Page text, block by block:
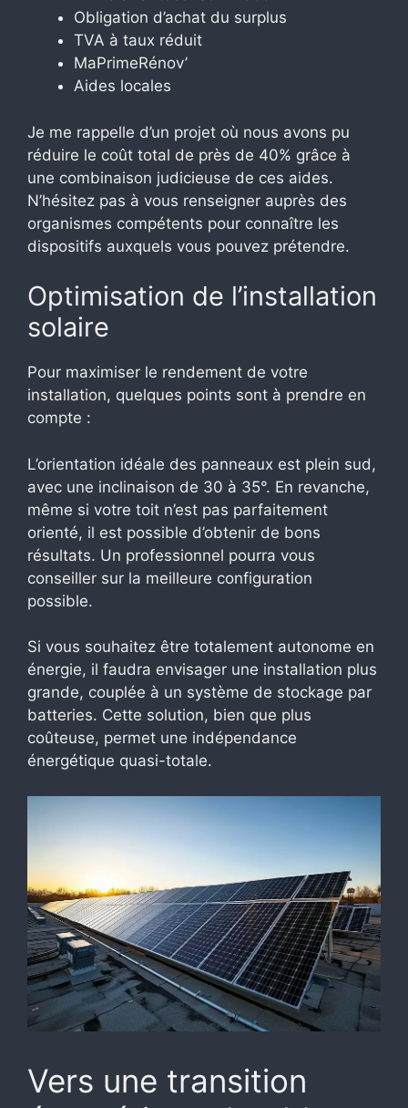
Obligation d’achat du surplus
TVA à taux réduit
MaPrimeRénov’
Aides locales
Je me rappelle d’un projet où nous avons pu
réduire le coût total de près de 40% grâce à
une combinaison judicieuse de ces aides.
N’hésitez pas à vous renseigner auprès des
organismes compétents pour connaître les
dispositifs auxquels vous pouvez prétendre.
Optimisation de l’installation
solaire
Pour maximiser le rendement de votre
installation, quelques points sont à prendre en
compte :
L’orientation idéale des panneaux est plein sud,
avec une inclinaison de 30 à 35°. En revanche,
même si votre toit n’est pas parfaitement
orienté, il est possible d’obtenir de bons
résultats. Un professionnel pourra vous
conseiller sur la meilleure configuration
possible.
Si vous souhaitez être totalement autonome en
énergie, il faudra envisager une installation plus
grande, couplée à un système de stockage par
batteries. Cette solution, bien que plus
coûteuse, permet une indépendance
énergétique quasi-totale.
Vers une transition